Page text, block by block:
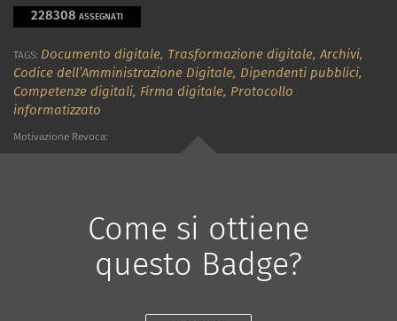
228308 ASSEGNATI
TAGS: Documento digitale, Trasformazione digitale,Archivi,
Codice dell’Amministrazione Digitale, Dipendenti pubblici,
Competenze digitali, Firma digitale, Protocollo
informatizzato
Motivazione Revoca:
Come si ottiene
questo Badge?